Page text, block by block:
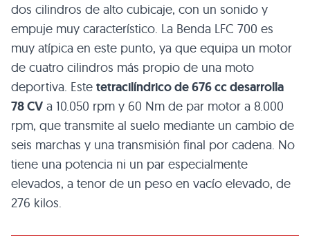
dos cilindros de alto cubicaje, con un sonido y
empuje muy característico. La Benda LFC 700 es
muy atípica en este punto, ya que equipa un motor
de cuatro cilindros más propio de una moto
deportiva. Este tetracilíndrico de 676 cc desarrolla
78 CV a 10.050 rpm y 60 Nm de par motor a 8.000
rpm, que transmite al suelo mediante un cambio de
seis marchas y una transmisión final por cadena. No
tiene una potencia ni un par especialmente
elevados, a tenor de un peso en vacío elevado, de
276 kilos.